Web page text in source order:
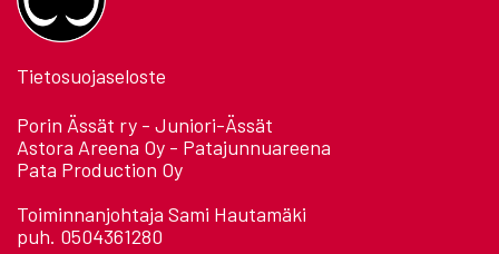
Tietosuojaseloste
Porin Ässät ry - Juniori-Ässät
Astora Areena Oy - Patajunnuareena
Pata Production Oy
Toiminnanjohtaja Sami Hautamäki
puh. 0504361280